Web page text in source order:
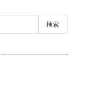
検索